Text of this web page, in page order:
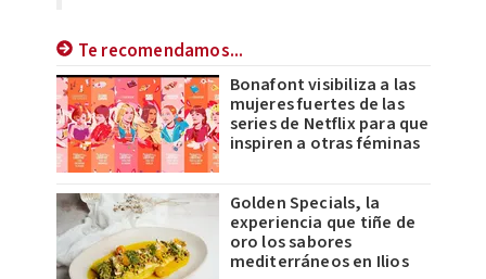
Te recomendamos...
Bonafont visibiliza a las
mujeres fuertes de las
series de Netflix para que
inspiren a otras féminas
Golden Specials, la
experiencia que tiñe de
oro los sabores
mediterráneos en Ilios